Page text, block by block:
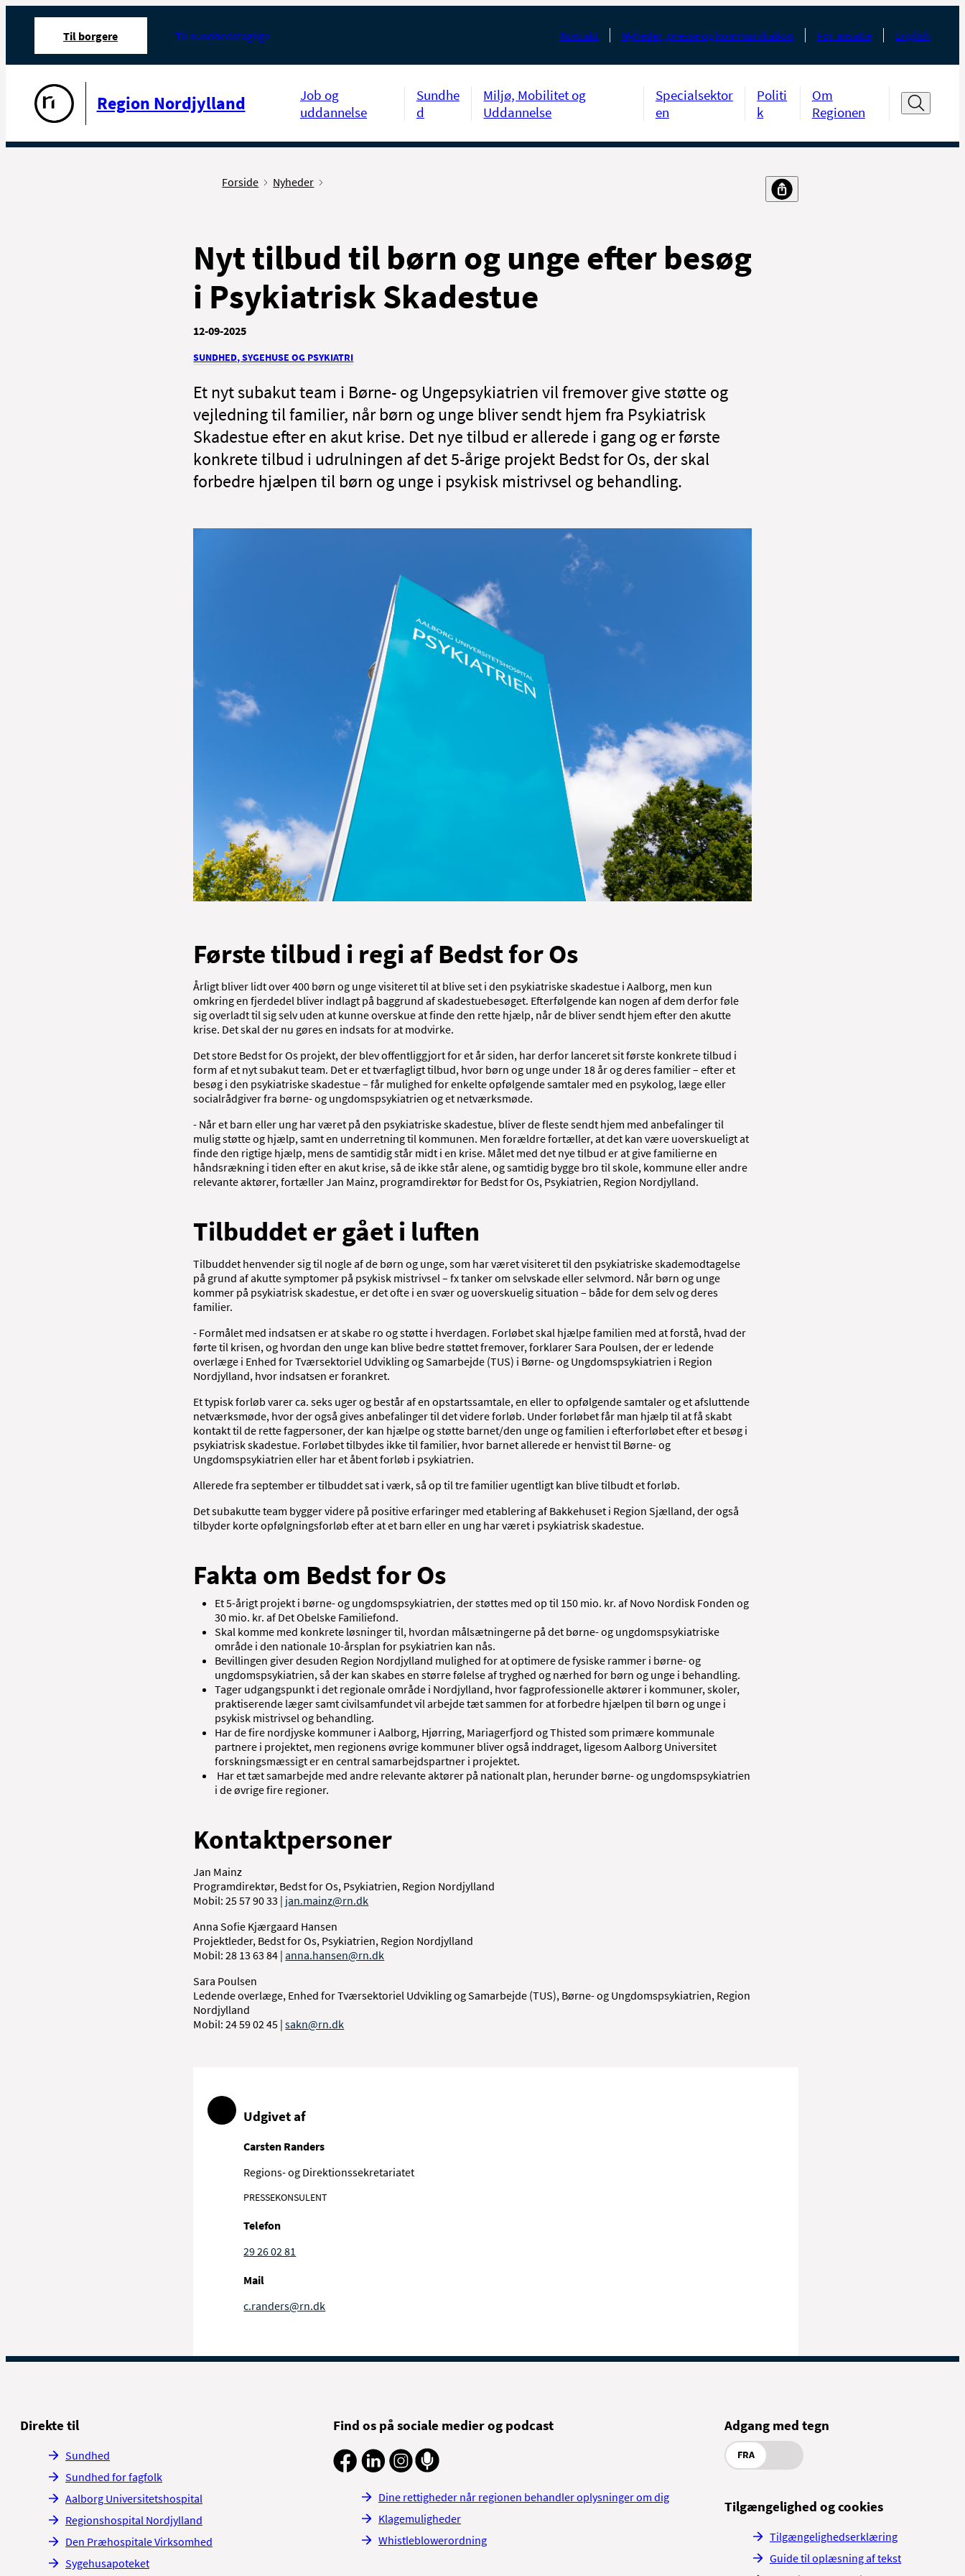
Til borgere Til sundhedsfaglige Kontakt Nyheder, presse og kommunikation For ansatte English
Region Nordjylland
Job og
uddannelse
Sundhe
d
Miljø, Mobilitet og
Uddannelse
Specialsektor
en
Politi
k
Om
Regionen
Forside Nyheder
Nyt tilbud til børn og unge efter besøg
i Psykiatrisk Skadestue
12-09-2025
SUNDHED, SYGEHUSE OG PSYKIATRI
Et nyt subakut team i Børne- og Ungepsykiatrien vil fremover give støtte og
vejledning til familier, når børn og unge bliver sendt hjem fra Psykiatrisk
Skadestue efter en akut krise. Det nye tilbud er allerede i gang og er første
konkrete tilbud i udrulningen af det 5-årige projekt Bedst for Os, der skal
forbedre hjælpen til børn og unge i psykisk mistrivsel og behandling.
Første tilbud i regi af Bedst for Os
Årligt bliver lidt over 400 børn og unge visiteret til at blive set i den psykiatriske skadestue i Aalborg, men kun
omkring en fjerdedel bliver indlagt på baggrund af skadestuebesøget. Efterfølgende kan nogen af dem derfor føle
sig overladt til sig selv uden at kunne overskue at finde den rette hjælp, når de bliver sendt hjem efter den akutte
krise. Det skal der nu gøres en indsats for at modvirke.
Det store Bedst for Os projekt, der blev offentliggjort for et år siden, har derfor lanceret sit første konkrete tilbud i
form af et nyt subakut team. Det er et tværfagligt tilbud, hvor børn og unge under 18 år og deres familier – efter et
besøg i den psykiatriske skadestue – får mulighed for enkelte opfølgende samtaler med en psykolog, læge eller
socialrådgiver fra børne- og ungdomspsykiatrien og et netværksmøde.
- Når et barn eller ung har været på den psykiatriske skadestue, bliver de fleste sendt hjem med anbefalinger til
mulig støtte og hjælp, samt en underretning til kommunen. Men forældre fortæller, at det kan være uoverskueligt at
finde den rigtige hjælp, mens de samtidig står midt i en krise. Målet med det nye tilbud er at give familierne en
håndsrækning i tiden efter en akut krise, så de ikke står alene, og samtidig bygge bro til skole, kommune eller andre
relevante aktører, fortæller Jan Mainz, programdirektør for Bedst for Os, Psykiatrien, Region Nordjylland.
Tilbuddet er gået i luften
Tilbuddet henvender sig til nogle af de børn og unge, som har været visiteret til den psykiatriske skademodtagelse
på grund af akutte symptomer på psykisk mistrivsel – fx tanker om selvskade eller selvmord. Når børn og unge
kommer på psykiatrisk skadestue, er det ofte i en svær og uoverskuelig situation – både for dem selv og deres
familier.
- Formålet med indsatsen er at skabe ro og støtte i hverdagen. Forløbet skal hjælpe familien med at forstå, hvad der
førte til krisen, og hvordan den unge kan blive bedre støttet fremover, forklarer Sara Poulsen, der er ledende
overlæge i Enhed for Tværsektoriel Udvikling og Samarbejde (TUS) i Børne- og Ungdomspsykiatrien i Region
Nordjylland, hvor indsatsen er forankret.
Et typisk forløb varer ca. seks uger og består af en opstartssamtale, en eller to opfølgende samtaler og et afsluttende
netværksmøde, hvor der også gives anbefalinger til det videre forløb. Under forløbet får man hjælp til at få skabt
kontakt til de rette fagpersoner, der kan hjælpe og støtte barnet/den unge og familien i efterforløbet efter et besøg i
psykiatrisk skadestue. Forløbet tilbydes ikke til familier, hvor barnet allerede er henvist til Børne- og
Ungdomspsykiatrien eller har et åbent forløb i psykiatrien.
Allerede fra september er tilbuddet sat i værk, så op til tre familier ugentligt kan blive tilbudt et forløb.
Det subakutte team bygger videre på positive erfaringer med etablering af Bakkehuset i Region Sjælland, der også
tilbyder korte opfølgningsforløb efter at et barn eller en ung har været i psykiatrisk skadestue.
Fakta om Bedst for Os
Et 5-årigt projekt i børne- og ungdomspsykiatrien, der støttes med op til 150 mio. kr. af Novo Nordisk Fonden og
30 mio. kr. af Det Obelske Familiefond.
Skal komme med konkrete løsninger til, hvordan målsætningerne på det børne- og ungdomspsykiatriske
område i den nationale 10-årsplan for psykiatrien kan nås.
Bevillingen giver desuden Region Nordjylland mulighed for at optimere de fysiske rammer i børne- og
ungdomspsykiatrien, så der kan skabes en større følelse af tryghed og nærhed for børn og unge i behandling.
Tager udgangspunkt i det regionale område i Nordjylland, hvor fagprofessionelle aktører i kommuner, skoler,
praktiserende læger samt civilsamfundet vil arbejde tæt sammen for at forbedre hjælpen til børn og unge i
psykisk mistrivsel og behandling.
Har de fire nordjyske kommuner i Aalborg, Hjørring, Mariagerfjord og Thisted som primære kommunale
partnere i projektet, men regionens øvrige kommuner bliver også inddraget, ligesom Aalborg Universitet
forskningsmæssigt er en central samarbejdspartner i projektet.
Har et tæt samarbejde med andre relevante aktører på nationalt plan, herunder børne- og ungdomspsykiatrien
i de øvrige fire regioner.
Kontaktpersoner
Jan Mainz
Programdirektør, Bedst for Os, Psykiatrien, Region Nordjylland
Mobil: 25 57 90 33 | jan.mainz@rn.dk
Anna Sofie Kjærgaard Hansen
Projektleder, Bedst for Os, Psykiatrien, Region Nordjylland
Mobil: 28 13 63 84 |anna.hansen@rn.dk
Sara Poulsen
Ledende overlæge, Enhed for Tværsektoriel Udvikling og Samarbejde (TUS), Børne- og Ungdomspsykiatrien, Region
Nordjylland
Mobil: 24 59 02 45 |sakn@rn.dk
Udgivet af
Carsten Randers
Regions- og Direktionssekretariatet
PRESSEKONSULENT
Telefon
29 26 02 81
Mail
c.randers@rn.dk
Direkte til
Sundhed
Sundhed for fagfolk
Aalborg Universitetshospital
Regionshospital Nordjylland
Den Præhospitale Virksomhed
Sygehusapoteket
Find os på sociale medier og podcast
Dine rettigheder når regionen behandler oplysninger om dig
Klagemuligheder
Whistleblowerordning
Adgang med tegn
FRA
Tilgængelighed og cookies
Tilgængelighedserklæring
Guide til oplæsning af tekst